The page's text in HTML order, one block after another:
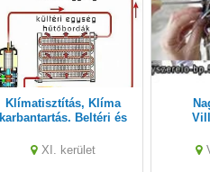
Klímatisztítás, Klíma
karbantartás. Beltéri és
karbantartása
XI. kerület
Nagyon olcsó